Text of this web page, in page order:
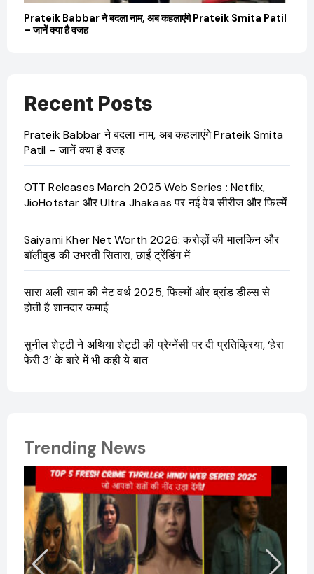
Prateik Babbar ने बदला नाम, अब कहलाएंगे Prateik Smita Patil
– जानें क्या है वजह
Recent Posts
Prateik Babbar ने बदला नाम, अब कहलाएंगे Prateik Smita
Patil – जानें क्या है वजह
OTT Releases March 2025 Web Series : Netflix,
JioHotstar और Ultra Jhakaas पर नई वेब सीरीज और फिल्में
Saiyami Kher Net Worth 2026: करोड़ों की मालकिन और
बॉलीवुड की उभरती सितारा, छाईं ट्रेंडिंग में
सारा अली खान की नेट वर्थ 2025, फिल्मों और ब्रांड डील्स से
होती है शानदार कमाई
सुनील शेट्टी ने अथिया शेट्टी की प्रेग्नेंसी पर दी प्रतिक्रिया, ‘हेरा
फेरी 3’ के बारे में भी कही ये बात
Trending News